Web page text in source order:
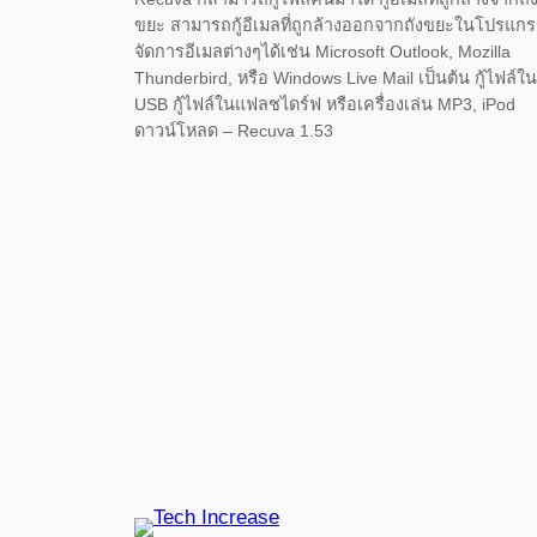
ขยะ สามารถกู้อีเมลที่ถูกล้างออกจากถังขยะในโปรแก
จัดการอีเมลต่างๆได้เช่น Microsoft Outlook, Mozilla
Thunderbird, หรือ Windows Live Mail เป็นต้น กู้ไฟล์ใน
USB กู้ไฟล์ในแฟลชไดร์ฟ หรือเครื่องเล่น MP3, iPod
ดาวน์โหลด – Recuva 1.53